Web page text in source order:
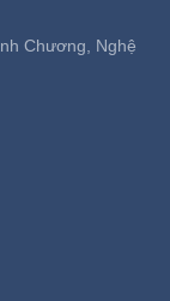
Chương, Nghệ